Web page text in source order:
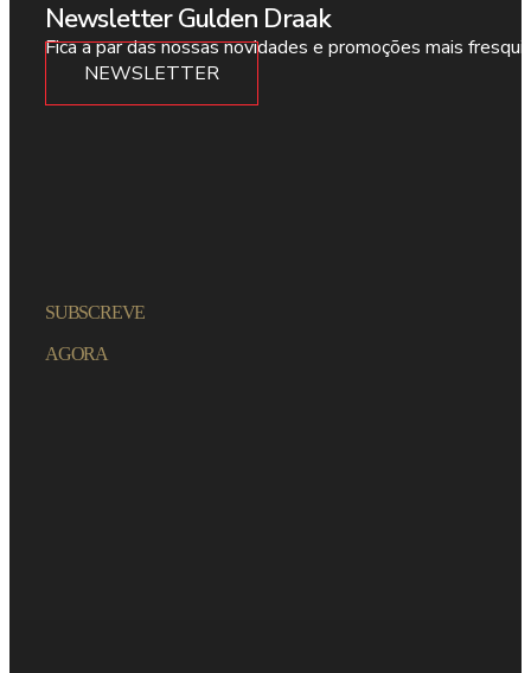
Newsletter Gulden Draak
Fica a par das nossas novidades e promoções mais
NEWSLETTER
SUBSCREVE
AGORA